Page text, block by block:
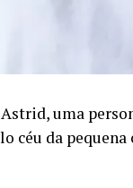
uma
céu da pequena